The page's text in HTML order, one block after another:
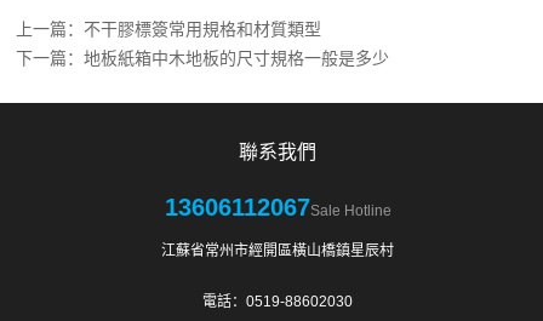
上一篇： 不干膠標簽常用規格和材質類型
下一篇：地板紙箱中木地板的尺寸規格一般是多少
聯系我們
13606112067Sale Hotline
江蘇省常州市經開區橫山橋鎮星辰村
電話：0519-88602030